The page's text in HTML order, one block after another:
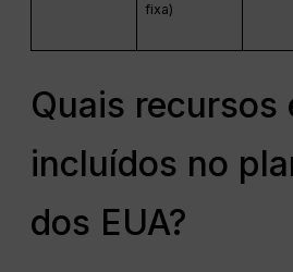
fixa)
Quais recursos
incluídos no
dos EUA?